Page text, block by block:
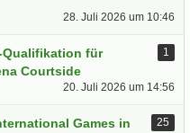
28. Juli 2026 um 10:46
Qualifikation für
Courtside
1
20. Juli 2026 um 14:56
Games in
25